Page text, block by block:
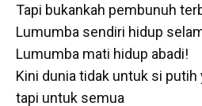
Tapi bukankah pembunuh
Lumumba sendiri hidup
Lumumba mati hidup abadi!
Kini dunia tidak untuk si putih
tapi untuk semua